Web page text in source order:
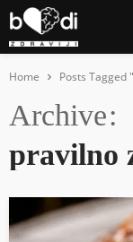
Home Posts
Archive
pravilno